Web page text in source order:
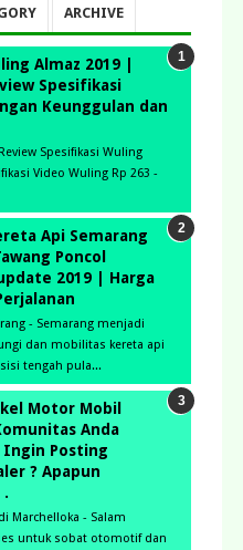
ARCHIVE
Almaz 2019 |
Spesifikasi
Keunggulan dan
Spesifikasi Wuling
Video Wuling Rp 263 -
Api Semarang
Poncol
2019 | Harga
- Semarang menjadi
dan mobilitas kereta api
tengah pula...
Motor Mobil
Anda
Ingin Posting
? Apapun
.
- Salam
untuk sobat otomotif dan